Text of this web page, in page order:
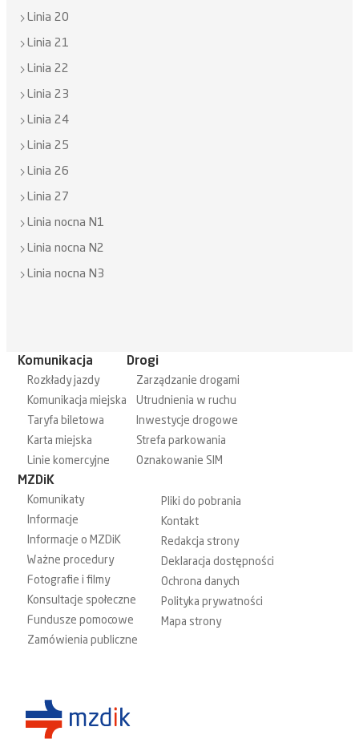
Linia 20
Linia 21
Linia 22
Linia 23
Linia 24
Linia 25
Linia 26
Linia 27
Linia nocna N1
Linia nocna N2
Linia nocna N3
Komunikacja
Rozkłady jazdy
Komunikacja miejska
Taryfa biletowa
Karta miejska
Linie komercyjne
Drogi
Zarządzanie drogami
Utrudnienia w ruchu
Inwestycje drogowe
Strefa parkowania
Oznakowanie SIM
MZDiK
Komunikaty
Informacje
Informacje o MZDiK
Ważne procedury
Fotografie i filmy
Konsultacje społeczne
Fundusze pomocowe
Zamówienia publiczne
Pliki do pobrania
Kontakt
Redakcja strony
Deklaracja dostępności
Ochrona danych
Polityka prywatności
Mapa strony